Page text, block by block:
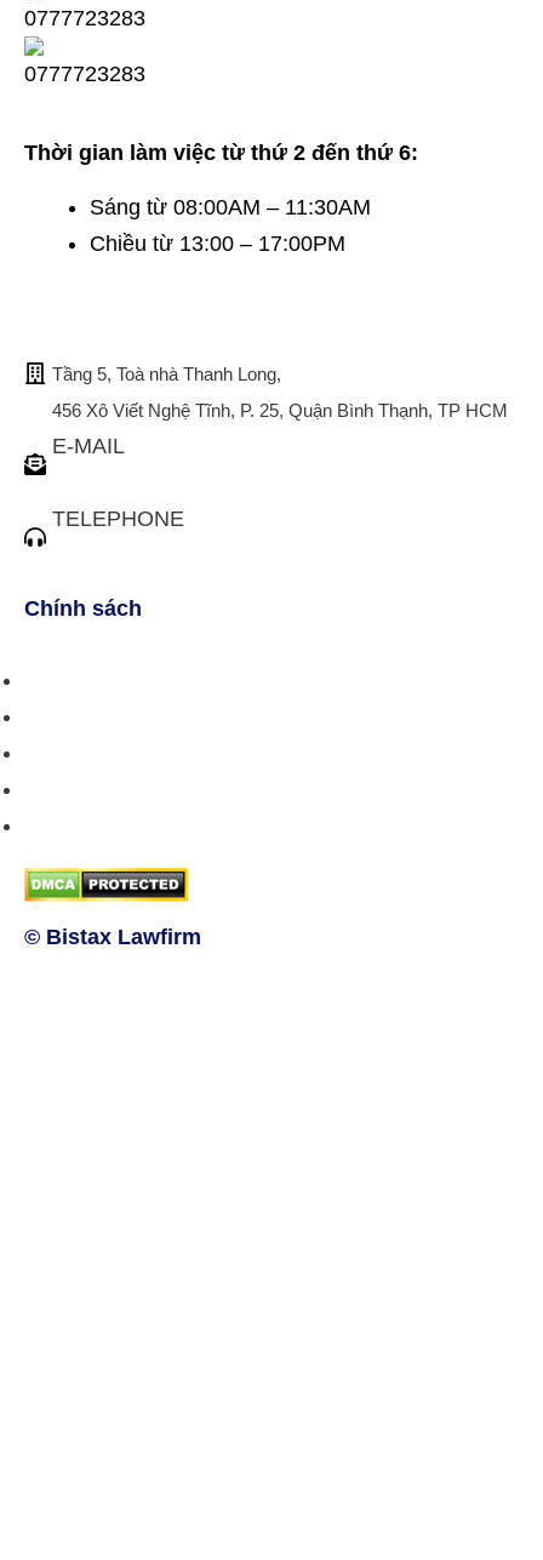
Thời gian làm việc từ thứ 2 đến thứ 6:
Sáng từ 08:00AM – 11:30AM
Chiều từ 13:00 – 17:00PM
Tầng 5, Toà nhà Thanh Long,
456 Xô Viết Nghệ Tĩnh, P. 25, Quận Bình Thạnh, TP HCM
E-MAIL
TELEPHONE
Chính sách
© Bistax Lawfirm